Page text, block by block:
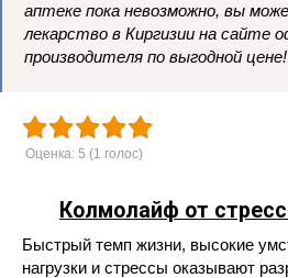
аптеке пока невозможно, вы
лекарство в Киргизии на сайте
производителя по выгодной цене!
Оценка: 5 (1 голос)
Колмолайф от
Быстрый темп жизни, высокие
нагрузки и стрессы оказывают